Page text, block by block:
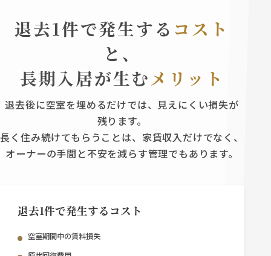
退去1件で発生する コスト
と、
長期入居が生む メリット
退去後に空室を埋めるだけでは、見えにくい損失が
残ります。
長く住み続けてもらうことは、家賃収入だけでなく、
オーナーの手間と不安を減らす管理でもあります。
退去1件で発生するコスト
空室期間中の賃料損失